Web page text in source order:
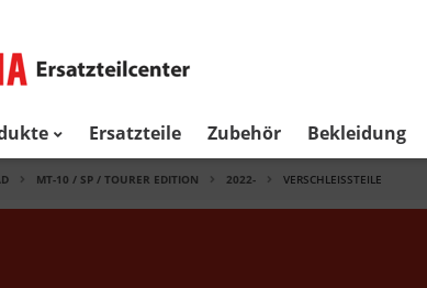
Ersatzteile Zubehör Bekleidung
MT-10 / SP / TOURER EDITION 2022- VERSCHLEISSTEILE